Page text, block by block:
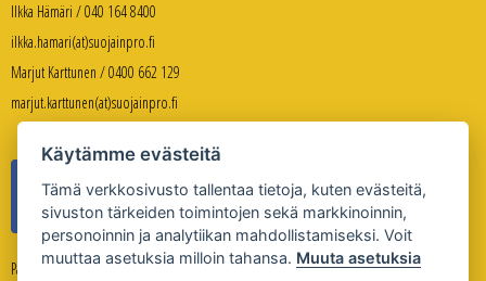
Ilkka Hämäri / 040 164 8400
ilkka.hamari(at)suojainpro.fi
Marjut Karttunen / 0400 662 129
marjut.karttunen(at)suojainpro.fi
Palveleva verkkokauppa:
Käytämme evästeitä
Tämä verkkosivusto tallentaa tietoja, kuten evästeitä,
sivuston tärkeiden toimintojen sekä markkinoinnin,
personoinnin ja analytiikan mahdollistamiseksi. Voit
muuttaa asetuksia milloin tahansa. Muuta asetuksia